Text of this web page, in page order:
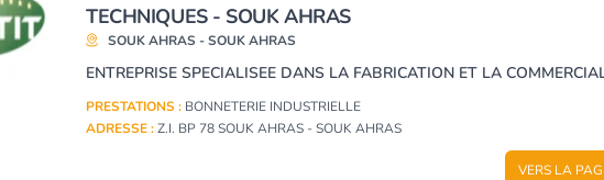
TECHNIQUES - SOUK AHRAS
SOUK AHRAS - SOUK AHRAS
PRESTATIONS : BONNETERIE INDUSTRIELLE
ADRESSE :Z.I. BP 78 SOUK AHRAS - SOUK AHRAS
VERS LA